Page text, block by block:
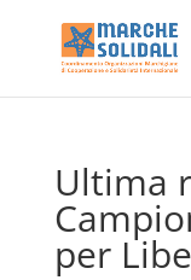
Ultima
per